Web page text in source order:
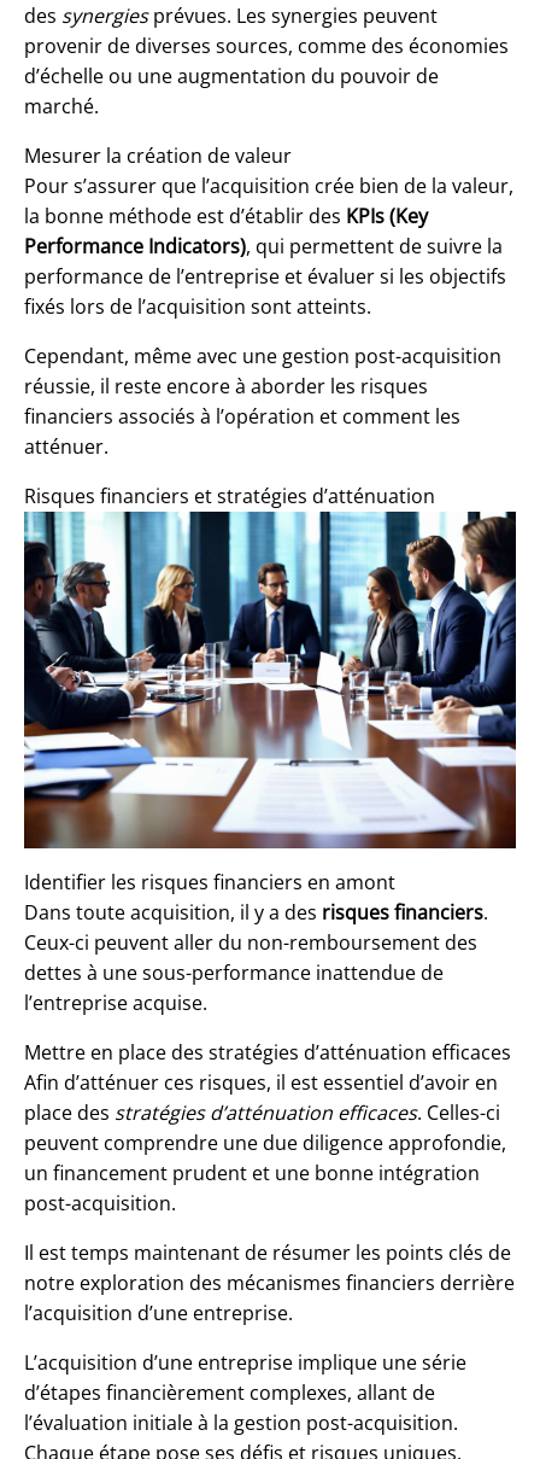
des synergiesprévues. Les synergies peuvent
provenir de diverses sources, comme des économies
d’échelle ou une augmentation du pouvoir de
marché.
Mesurer la création de valeur
Pour s’assurer que l’acquisition crée bien de la valeur,
la bonne méthode est d’établir des KPIs (Key
Performance Indicators), qui permettent de suivre la
performance de l’entreprise et évaluer si les objectifs
fixés lors de l’acquisition sont atteints.
Cependant, même avec une gestion post-acquisition
réussie, il reste encore à aborder les risques
financiers associés à l’opération et comment les
atténuer.
Risques financiers et stratégies d’atténuation
Identifier les risques financiers en amont
Dans toute acquisition, il y a des risques financiers.
Ceux-ci peuvent aller du non-remboursement des
dettes à une sous-performance inattendue de
l’entreprise acquise.
Mettre en place des stratégies d’atténuation efficaces
Afin d’atténuer ces risques, il est essentiel d’avoir en
place des stratégies d’atténuation efficaces. Celles-ci
peuvent comprendre une due diligence approfondie,
un financement prudent et une bonne intégration
post-acquisition.
Il est temps maintenant de résumer les points clés de
notre exploration des mécanismes financiers derrière
l’acquisition d’une entreprise.
L’acquisition d’une entreprise implique une série
d’étapes financièrement complexes, allant de
l’évaluation initiale à la gestion post-acquisition.
Chaque étape pose ses défis et risques uniques.